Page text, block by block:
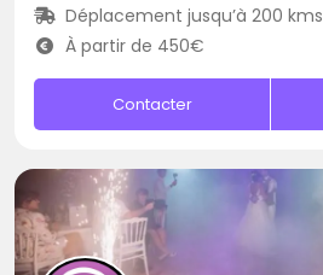
Déplacement jusqu’à 200 kms
À partir de 450€
Contacter